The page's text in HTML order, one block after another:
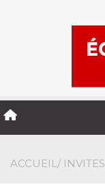
ACCUEIL/ INVITES